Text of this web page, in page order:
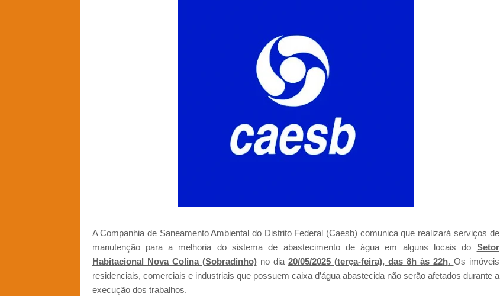
A Companhia de Saneamento Ambiental do Distrito Federal (Caesb) comunica que realizará serviços de
manutenção para a melhoria do sistema de abastecimento de água em alguns locais do
Setor
Habitacional Nova Colina (Sobradinho) no dia 20/05/2025 (terça-feira), das 8h às 22h. Os imóveis
residenciais, comerciais e industriais que possuem caixa d’água abastecida não serão afetados durante a
execução dos trabalhos.